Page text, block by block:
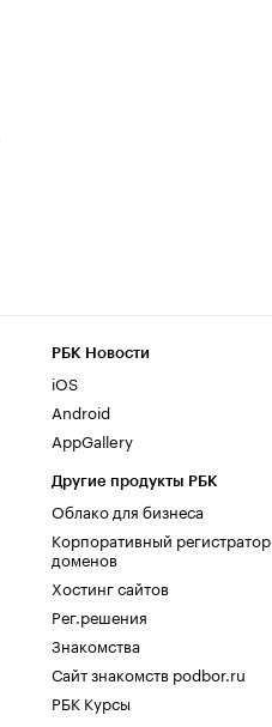
РБК Новости
iOS
Android
AppGallery
Другие продукты РБК
Облако для бизнеса
Корпоративный регистратор
доменов
Хостинг сайтов
Рег.решения
Знакомства
Сайт знакомств podbor.ru
РБК Курсы